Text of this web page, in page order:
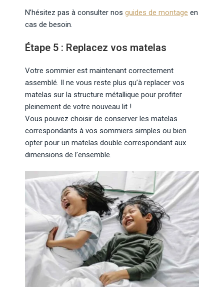
N’hésitez pas à consulter nos guides de montage en
cas de besoin.
Étape 5 : Replacez vos matelas
Votre sommier est maintenant correctement
assemblé. Il ne vous reste plus qu’à replacer vos
matelas sur la structure métallique pour profiter
pleinement de votre nouveau lit !
Vous pouvez choisir de conserver les matelas
correspondants à vos sommiers simples ou bien
opter pour un matelas double correspondant aux
dimensions de l’ensemble.